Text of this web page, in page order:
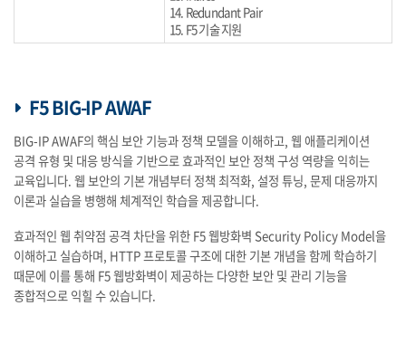
14. Redundant Pair
15. F5 기술 지원
F5 BIG-IP AWAF
BIG-IP AWAF의 핵심 보안 기능과 정책 모델을 이해하고, 웹 애플리케이션
공격 유형 및 대응 방식을 기반으로 효과적인 보안 정책 구성 역량을 익히는
교육입니다. 웹 보안의 기본 개념부터 정책 최적화, 설정 튜닝, 문제 대응까지
이론과 실습을 병행해 체계적인 학습을 제공합니다.
효과적인 웹 취약점 공격 차단을 위한 F5 웹방화벽 Security Policy Model을
이해하고 실습하며, HTTP 프로토콜 구조에 대한 기본 개념을 함께 학습하기
때문에 이를 통해 F5 웹방화벽이 제공하는 다양한 보안 및 관리 기능을
종합적으로 익힐 수 있습니다.